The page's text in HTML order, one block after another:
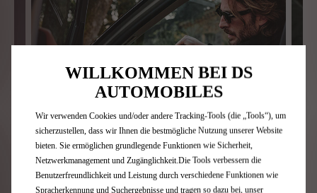
WILLKOMMEN BEI DS
AUTOMOBILES
Wir verwenden Cookies und/oder andere Tracking-Tools (die „Tools“), um
sicherzustellen, dass wir Ihnen die bestmögliche Nutzung unserer Website
bieten. Sie ermöglichen grundlegende Funktionen wie Sicherheit,
Netzwerkmanagement und Zugänglichkeit.Die Tools verbessern die
Benutzerfreundlichkeit und Leistung durch verschiedene Funktionen wie
Spracherkennung und Suchergebnisse und tragen so dazu bei, unser